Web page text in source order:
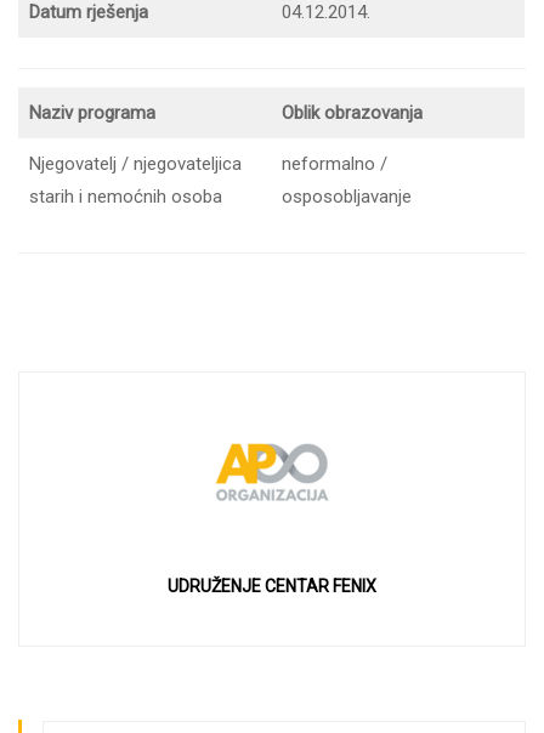
Datum rješenja 04.12.2014.
Naziv programa Oblik obrazovanja
Njegovatelj / njegovateljica
starih i nemoćnih osoba
neformalno /
osposobljavanje
UDRUŽENJE CENTAR FENIX